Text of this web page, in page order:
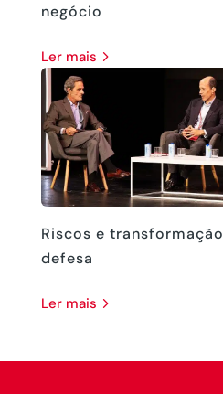
negócio
ler mais
Riscos e
defesa
ler mais